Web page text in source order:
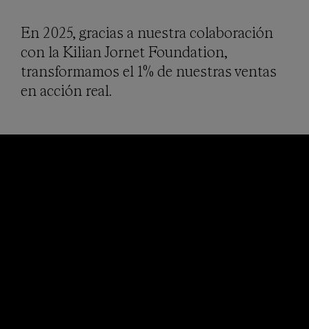
En 2025, gracias a nuestra colaboración
con la Kilian Jornet Foundation,
transformamos el 1% de nuestras ventas
en acción real.